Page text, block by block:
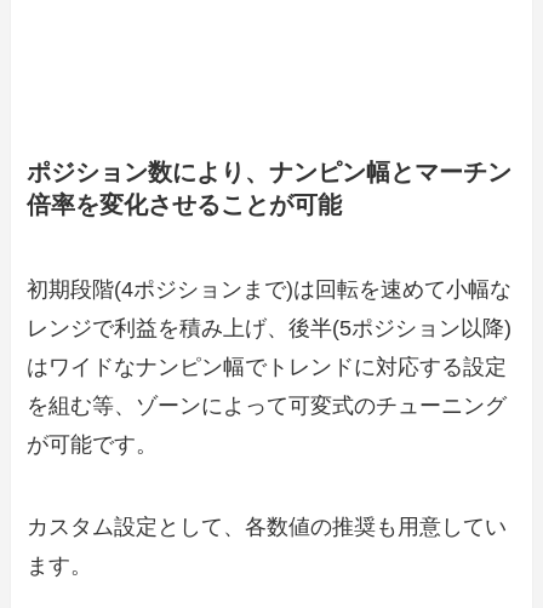
ポジション数により、ナンピン幅とマーチン
倍率を変化させることが可能
初期段階(4ポジションまで)は回転を速めて小幅な
レンジで利益を積み上げ、後半(5ポジション以降)
はワイドなナンピン幅でトレンドに対応する設定
を組む等、ゾーンによって可変式のチューニング
が可能です。
カスタム設定として、各数値の推奨も用意してい
ます。